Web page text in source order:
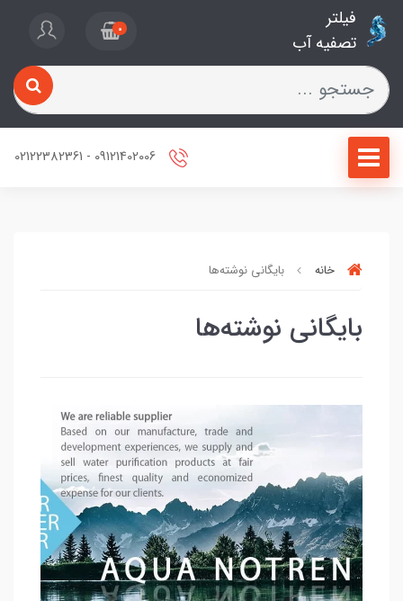
فیلتر
تصفیه آب
0
خانه بایگانی نوشته‌ها
بایگانی نوشته‌ها